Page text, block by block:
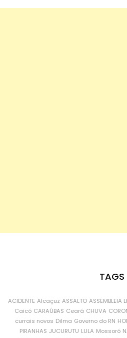
TAGS
ACIDENTE Alcaçuz ASSALTO ASSEMBLEIA
Caicó CARAÚBAS Ceará CHUVA
currais novos Dilma Governo do RN
PIRANHAS JUCURUTU LULA Mossoró